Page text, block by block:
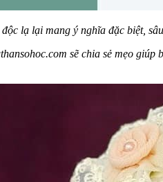
lạ lại mang ý nghĩa đặc biệt,
sẽ chia sẻ mẹo